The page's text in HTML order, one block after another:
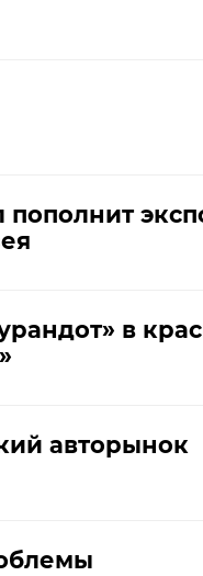
в
авторынок